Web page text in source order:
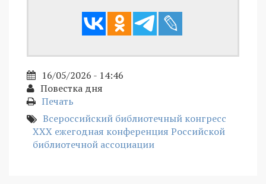
16/05/2026 - 14:46
Повестка дня
Печать
Всероссийский библиотечный конгресс
XXX ежегодная конференция Российской
библиотечной ассоциации